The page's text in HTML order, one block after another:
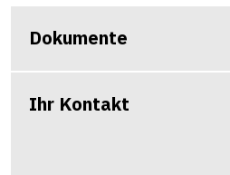
Dokumente
Ihr Kontakt